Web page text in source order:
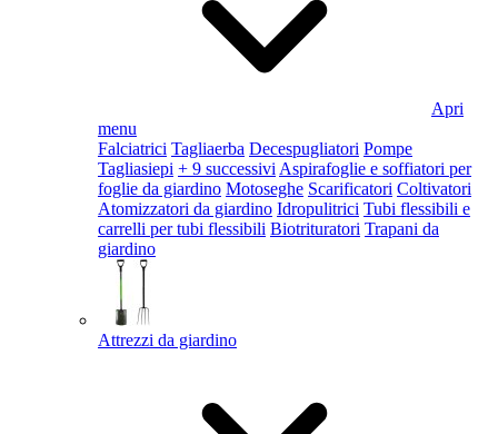
Apri
menu
Falciatrici Tagliaerba Decespugliatori Pompe
Tagliasiepi + 9 successivi Aspirafoglie e soffiatori per
foglie da giardino Motoseghe Scarificatori Coltivatori
Atomizzatori da giardino Idropulitrici Tubi flessibili e
carrelli per tubi flessibili Biotrituratori Trapani da
giardino
Attrezzi da giardino